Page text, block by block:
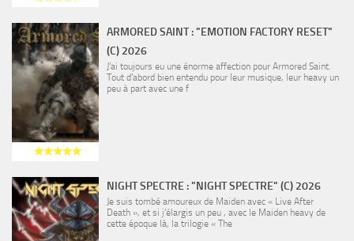
ARMORED SAINT : "EMOTION FACTORY RESET"
(C) 2026
J’ai toujours eu une énorme affection pour Armored Saint.
Tout d’abord bien entendu pour leur musique, leur heavy un
peu à part avec une f
NIGHT SPECTRE : "NIGHT SPECTRE" (C) 2026
Je suis tombé amoureux de Maiden avec « Live After
Death », et si j’élargis un peu , avec le Maiden heavy de
cette époque là, la trilogie « The